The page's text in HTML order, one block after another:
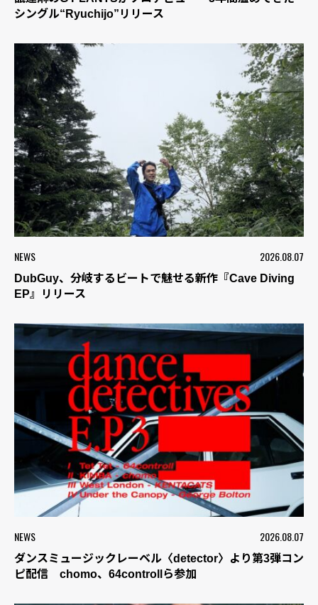
シングル“Ryuchijo”リリース
NEWS 2026.08.07
DubGuy、分岐するビートで魅せる新作『Cave Diving
EP』リリース
NEWS 2026.08.07
ダンスミュージックレーベル〈detector〉より第3弾コン
ピ配信 chomo、64controllら参加